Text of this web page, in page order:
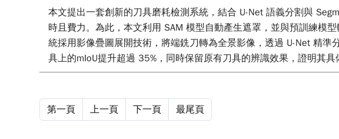
本文提出一套創新的刀具磨耗檢測系統，結合 U-Net 語義分割與
時且費力。為此，本文利用 SAM 模型自動產生遮罩，並與預訓練模
統採用影像疊圖展開技術，將端銑刀轉為全景影像，透過 U-Net 精
具上的mIoU提升超過 35%，同時保留原有刀具的辨識效果，證明其具
第一頁 上一頁 下一頁 最尾頁